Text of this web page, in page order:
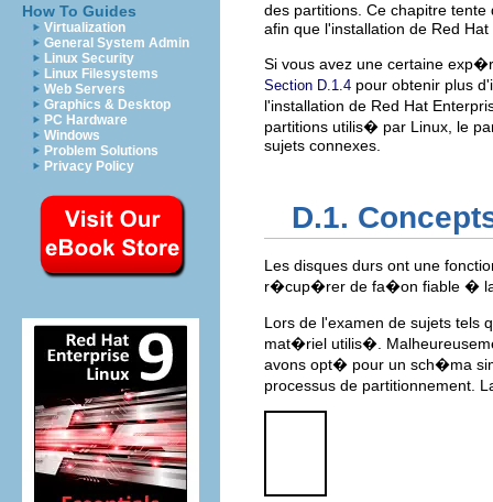
How To Guides
Virtualization
General System Admin
Linux Security
Linux Filesystems
Web Servers
Graphics & Desktop
PC Hardware
Windows
Problem Solutions
Privacy Policy
des partitions. Ce chapitre
afin que l'installation de Red
Si vous avez une certaine
Section D.1.4 pour obtenir plus
l'installation de Red Hat
partitions utilis� par Linux, le
sujets connexes.
D.1.
Les disques durs ont une
r�cup�rer de fa�on fiable �
Lors de l'examen de sujets tels
mat�riel utilis�.
avons opt� pour un sch�ma
processus de partitionnement.